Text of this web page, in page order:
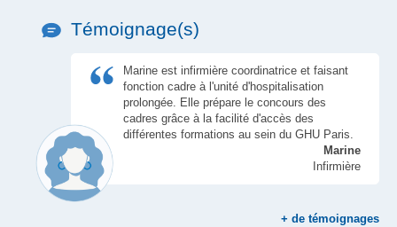
Témoignage(s)
Marine est infirmière coordinatrice et faisant
fonction cadre à l'unité d'hospitalisation
prolongée. Elle prépare le concours des
cadres grâce à la facilité d'accès des
différentes formations au sein du GHU Paris.
Marine
Infirmière
+ de témoignages